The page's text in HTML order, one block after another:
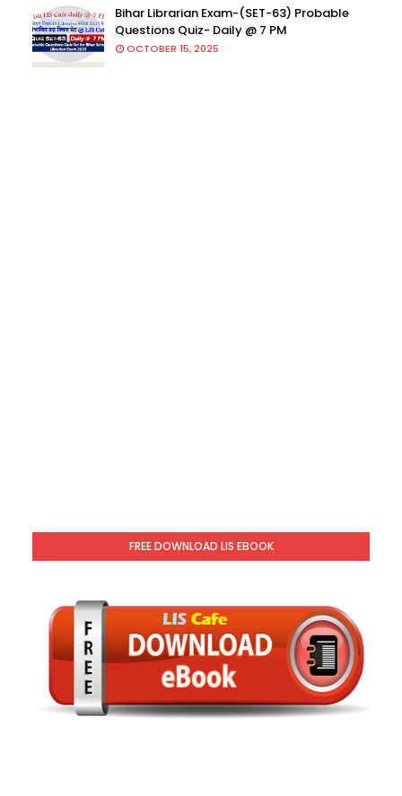
Bihar Librarian Exam-(SET-63) Probable
Questions Quiz- Daily @ 7 PM
OCTOBER 15, 2025
FREE DOWNLOAD LIS EBOOK